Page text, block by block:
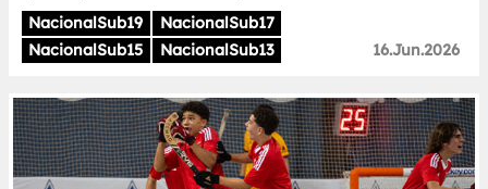
NacionalSub19
NacionalSub17
NacionalSub15
NacionalSub13 16.Jun.2026